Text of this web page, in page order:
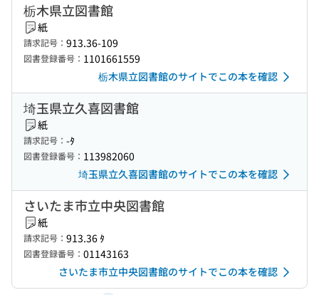
栃木県立図書館
紙
請求記号： 913.36-109
図書登録番号： 1101661559
栃木県立図書館のサイトでこの本を確認
埼玉県立久喜図書館
紙
請求記号： -ﾀ
図書登録番号： 113982060
埼玉県立久喜図書館のサイトでこの本を確認
さいたま市立中央図書館
紙
請求記号： 913.36 ﾀ
図書登録番号： 01143163
さいたま市立中央図書館のサイトでこの本を確認